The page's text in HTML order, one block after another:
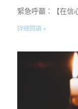
緊急呼籲：【在信
詳細閱讀 »